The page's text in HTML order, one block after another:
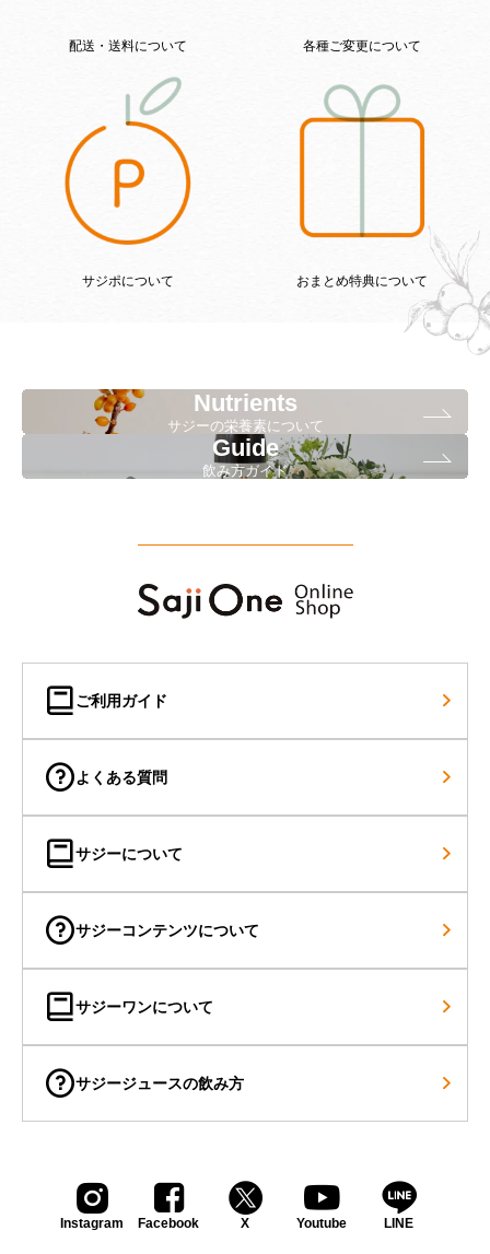
配送・送料について 各種ご変更について
サジポについて おまとめ特典について
Nutrients
サジーの栄養素について
Guide
飲み方ガイド
ご利用ガイド
よくある質問
サジーについて
サジーコンテンツについて
サジーワンについて
サジージュースの飲み方
Instagram Facebook X Youtube LINE